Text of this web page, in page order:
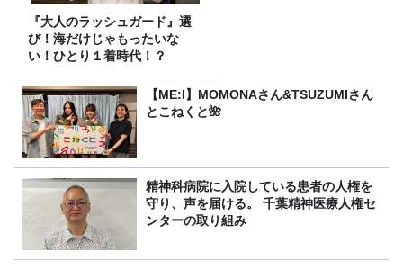
『大人のラッシュガード』選
び！海だけじゃもったいな
い！ひとり１着時代！？
【ME:I】MOMONAさん&TSUZUMIさん
とこねくと🌺
精神科病院に入院している患者の人権を
守り、声を届ける。 千葉精神医療人権セ
ンターの取り組み